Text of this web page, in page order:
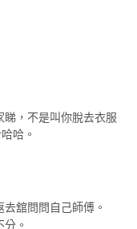
，不是叫你脫去衣服
哈。
舘問問自己師傅。
。